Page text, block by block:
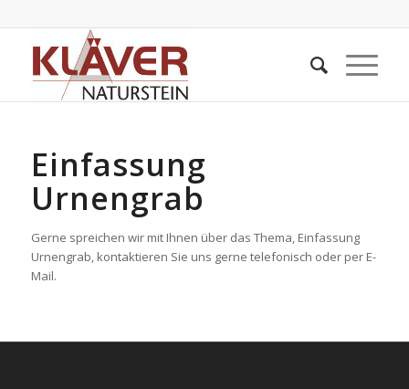
Einfassung
Urnengrab
Gerne spreichen wir mit Ihnen über das Thema, Einfassung
Urnengrab, kontaktieren Sie uns gerne telefonisch oder per E-
Mail.